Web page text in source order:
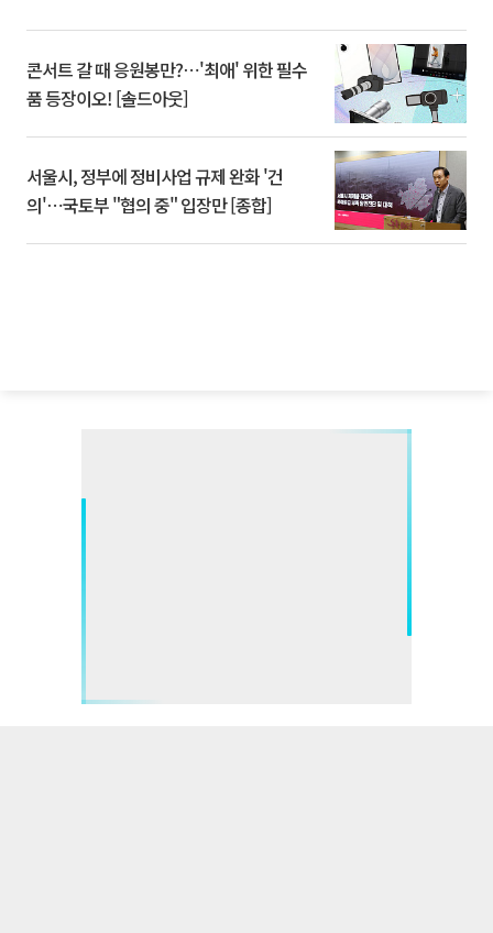
콘서트 갈 때 응원봉만?⋯'최애' 위한 필수
품 등장이오! [솔드아웃]
서울시, 정부에 정비사업 규제 완화 '건
의'⋯국토부 "협의 중" 입장만 [종합]